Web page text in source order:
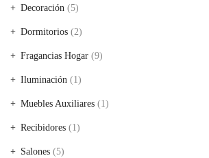
Decoración (5)
Dormitorios (2)
Fragancias Hogar (9)
Iluminación (1)
Muebles Auxiliares (1)
Recibidores (1)
Salones (5)